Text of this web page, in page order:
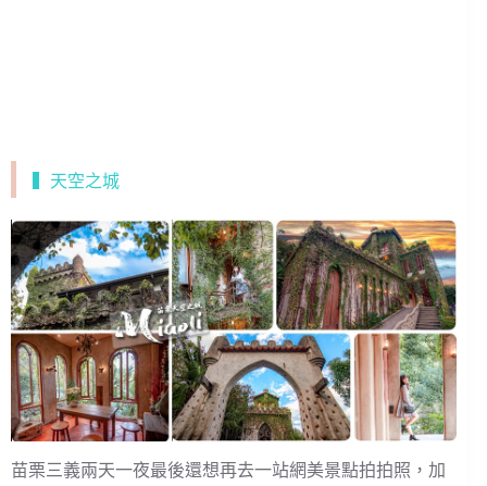
▍天空之城
苗栗三義兩天一夜最後還想再去一站網美景點拍拍照，加